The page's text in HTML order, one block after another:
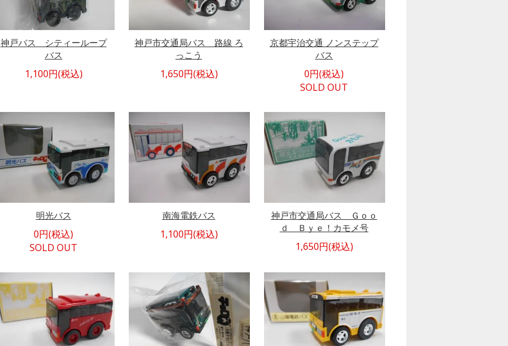
神戸バス シティーループ
バス
1,100円(税込)
神戸市交通局バス 路線 ろ
っこう
1,650円(税込)
京都宇治交通 ノンステップ
バス
0円(税込)
SOLD OUT
明光バス
0円(税込)
SOLD OUT
南海電鉄バス
1,100円(税込)
神戸市交通局バス Ｇｏｏ
ｄ Ｂｙｅ！カモメ号
1,650円(税込)